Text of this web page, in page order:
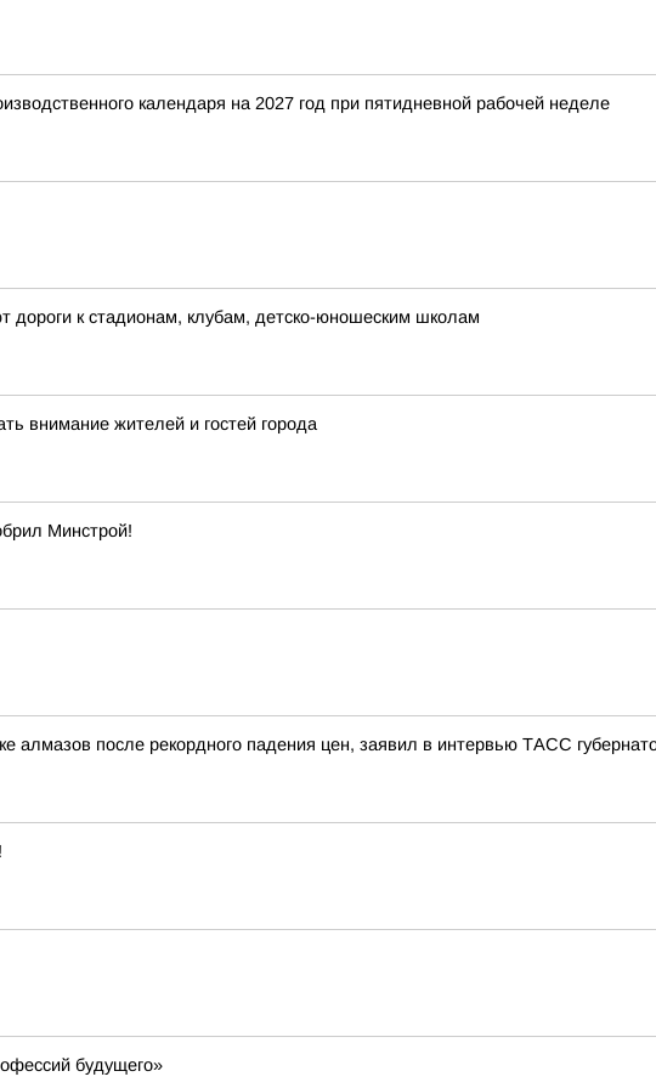
календаря на 2027 год при пятидневной рабочей неделе
дороги к стадионам, клубам, детско-юношеским школам
внимание жителей и гостей города
Минстрой!
после рекордного падения цен, заявил в интервью ТАСС
будущего»